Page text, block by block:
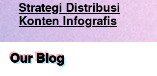
Strategi Distribusi
Konten Infografis
Our Blog